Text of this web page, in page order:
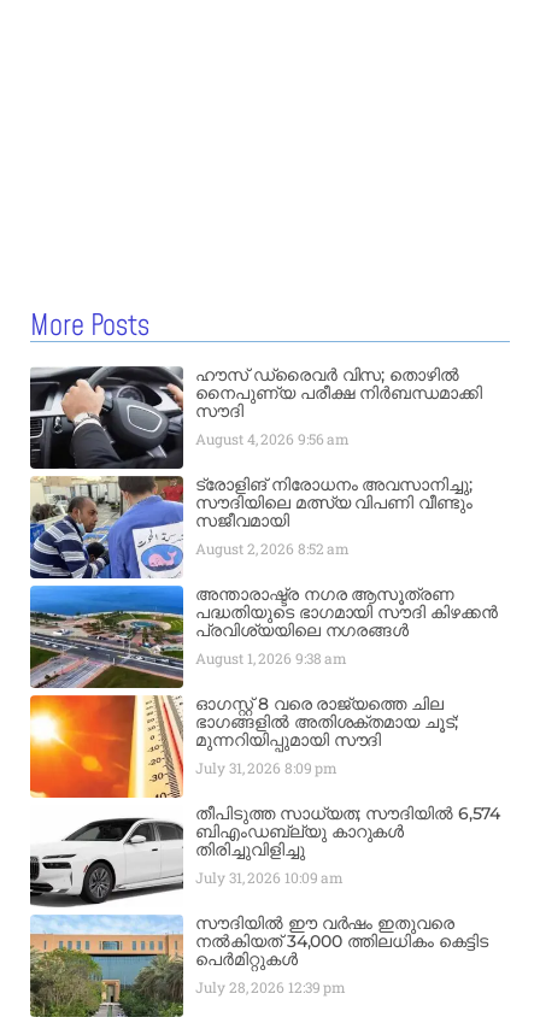
More Posts
ഹൗസ് ഡ്രൈവർ വിസ; തൊഴിൽ
നൈപുണ്യ പരീക്ഷ നിർബന്ധമാക്കി
സൗദി
August 4, 2026 9:56 am
ട്രോളിങ് നിരോധനം അവസാനിച്ചു;
സൗദിയിലെ മത്സ്യ വിപണി വീണ്ടും
സജീവമായി
August 2, 2026 8:52 am
അന്താരാഷ്ട്ര നഗര ആസൂത്രണ
പദ്ധതിയുടെ ഭാഗമായി സൗദി കിഴക്കൻ
പ്രവിശ്യയിലെ നഗരങ്ങൾ
August 1, 2026 9:38 am
ഓഗസ്റ്റ് 8 വരെ രാജ്യത്തെ ചില
ഭാഗങ്ങളിൽ അതിശക്തമായ ചൂട്;
മുന്നറിയിപ്പുമായി സൗദി
July 31, 2026 8:09 pm
തീപിടുത്ത സാധ്യത; സൗദിയിൽ 6,574
ബിഎംഡബ്ല്യു കാറുകൾ
തിരിച്ചുവിളിച്ചു
July 31, 2026 10:09 am
സൗദിയിൽ ഈ വർഷം ഇതുവരെ
നൽകിയത് 34,000 ത്തിലധികം കെട്ടിട
പെർമിറ്റുകൾ
July 28, 2026 12:39 pm